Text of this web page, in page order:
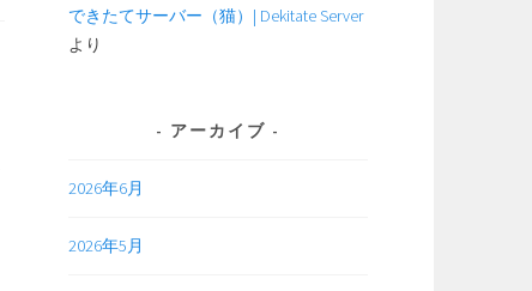
できたてサーバー（猫）| Dekitate Server
より
アーカイブ
2026年6月
2026年5月